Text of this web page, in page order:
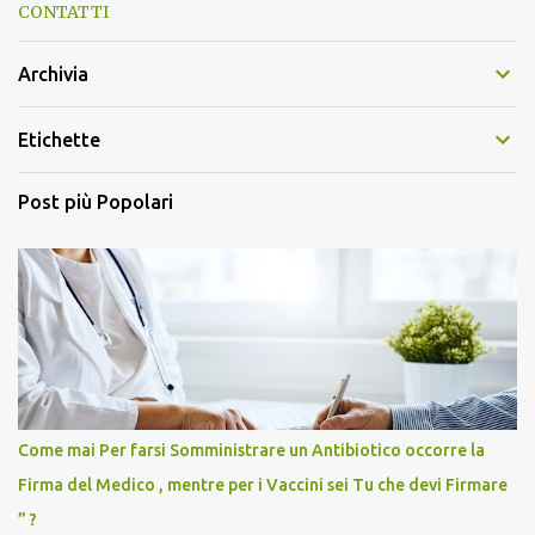
CONTATTI
Archivia
Etichette
Post più Popolari
Come mai Per farsi Somministrare un Antibiotico occorre la
Firma del Medico , mentre per i Vaccini sei Tu che devi Firmare
” ?